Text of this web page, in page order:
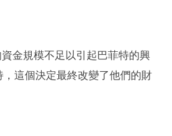
金規模不足以引起巴菲特的興
這個決定最終改變了他們的財